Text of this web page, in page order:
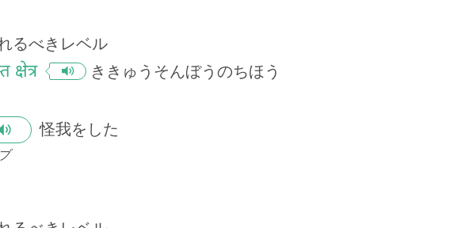
るべきレベル
क्षेत्र ききゅうそんぼうのちほう
怪我をした